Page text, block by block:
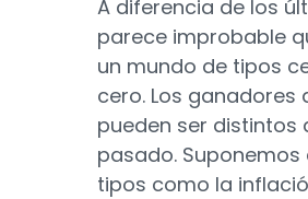
A diferencia de los
parece improbable
un mundo de tipos
cero. Los ganadores
pueden ser distintos
pasado.
tipos como la